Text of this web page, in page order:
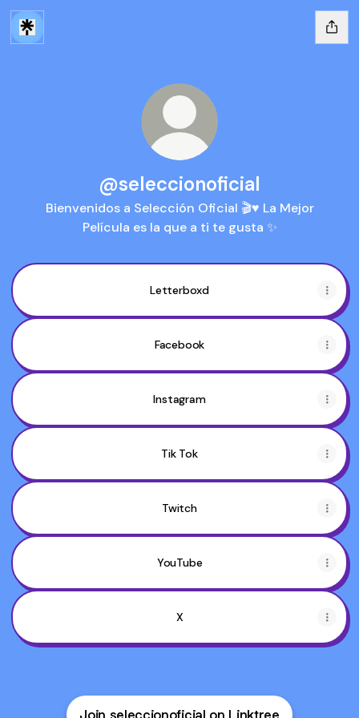
@seleccionoficial
Bienvenidos a Selección Oficial 🎬♥️ La Mejor
Película es la que a ti te gusta ✨
Letterboxd
Facebook
Instagram
Tik Tok
Twitch
YouTube
X